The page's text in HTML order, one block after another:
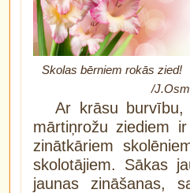
Skolas bērniem rokās zied!
/
Ar krāsu burvību,
mārtiņrožu ziediem
zinātkāriem
skolotājiem. Sākas
jaunas zināšanas,